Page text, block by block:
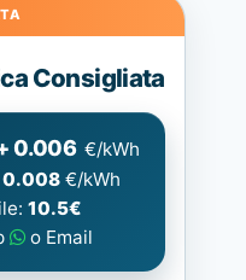
Consigliata
0.006 €/kWh
0.008 €/kWh
10.5€
o Email